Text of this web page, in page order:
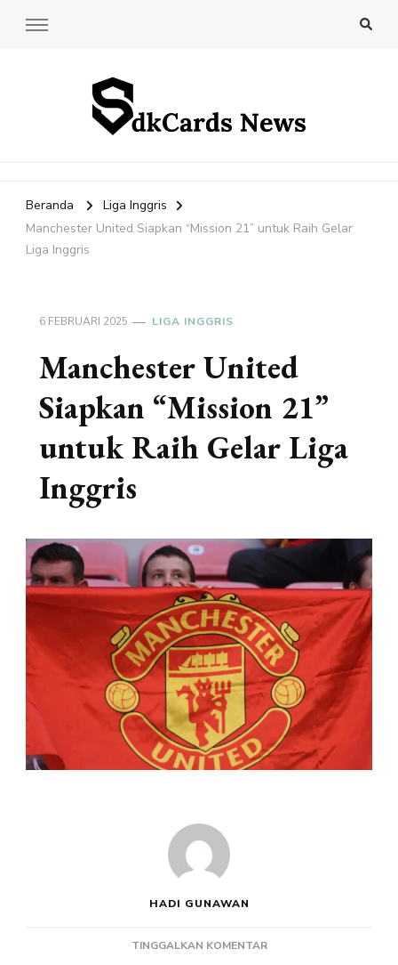
Beranda
Liga Inggris
Manchester United Siapkan “Mission 21” untuk Raih Gelar
Liga Inggris
6 FEBRUARI 2025 LIGA INGGRIS
Manchester United
Siapkan “Mission 21”
untuk Raih Gelar Liga
Inggris
HADI GUNAWAN
TINGGALKAN KOMENTARPADA